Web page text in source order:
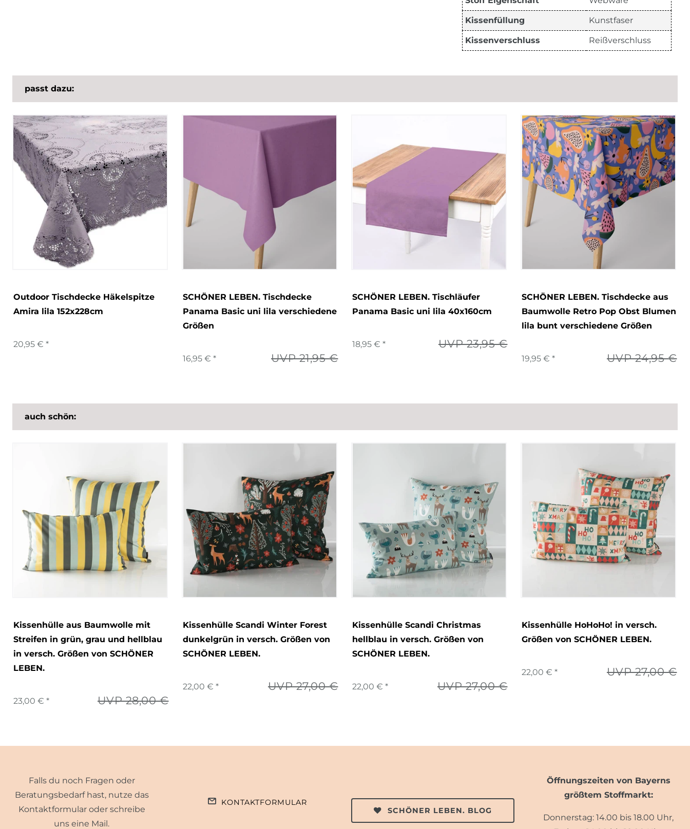
Kissenfüllung Kunstfaser
Kissenverschluss Reißverschluss
passt dazu:
Outdoor Tischdecke Häkelspitze
Amira lila 152x228cm
20,95 € *
SCHÖNER LEBEN. Tischdecke
Panama Basic uni lila verschiedene
Größen
UVP 21,95 €
16,95 € *
SCHÖNER LEBEN. Tischläufer
Panama Basic uni lila 40x160cm
UVP 23,95 €
18,95 € *
SCHÖNER LEBEN. Tischdecke aus
Baumwolle Retro Pop Obst Blumen
lila bunt verschiedene Größen
UVP 24,95 €
19,95 € *
auch schön:
Kissenhülle aus Baumwolle mit
Streifen in grün, grau und hellblau
in versch. Größen von SCHÖNER
LEBEN.
UVP 28,00 €
23,00 € *
Kissenhülle Scandi Winter Forest
dunkelgrün in versch. Größen von
SCHÖNER LEBEN.
UVP 27,00 €
22,00 € *
Kissenhülle Scandi Christmas
hellblau in versch. Größen von
SCHÖNER LEBEN.
UVP 27,00 €
22,00 € *
Kissenhülle HoHoHo! in versch.
Größen von SCHÖNER LEBEN.
UVP 27,00 €
22,00 € *
Falls du noch Fragen oder
Beratungsbedarf hast, nutze das
Kontaktformular oder schreibe
uns eine Mail.
KONTAKTFORMULAR
SCHÖNER LEBEN. BLOG
Öffnungszeiten von Bayerns
größtem Stoffmarkt:
Donnerstag: 14.00 bis 18.00 Uhr,